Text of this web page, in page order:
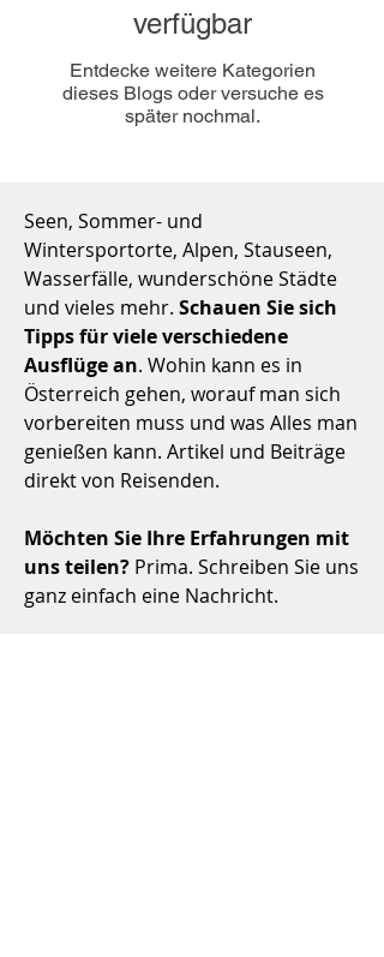
verfügbar
Entdecke weitere Kategorien
dieses Blogs oder versuche es
später nochmal.
Seen, Sommer- und
Wintersportorte, Alpen, Stauseen,
Wasserfälle, wunderschöne Städte
und vieles mehr. Schauen Sie sich
Tipps für viele verschiedene
Ausflüge an. Wohin kann es in
Österreich gehen, worauf man sich
vorbereiten muss und was Alles man
genießen kann. Artikel und Beiträge
direkt von Reisenden.
Möchten Sie Ihre Erfahrungen mit
uns teilen? Prima. Schreiben Sie uns
ganz einfach eine Nachricht.